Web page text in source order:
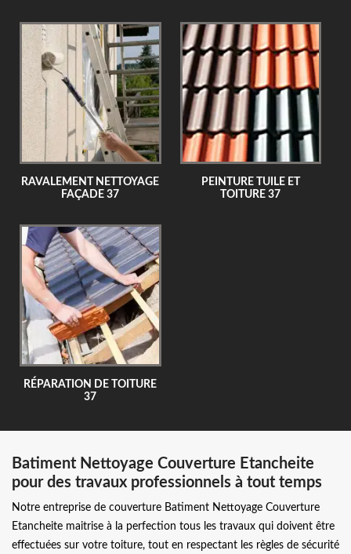
RAVALEMENT NETTOYAGE
FAÇADE 37
PEINTURE TUILE ET
TOITURE 37
RÉPARATION DE TOITURE
37
Batiment Nettoyage Couverture Etancheite
pour des travaux professionnels à tout temps
Notre entreprise de couverture Batiment Nettoyage Couverture
Etancheite maitrise à la perfection tous les travaux qui doivent être
effectuées sur votre toiture, tout en respectant les règles de sécurité